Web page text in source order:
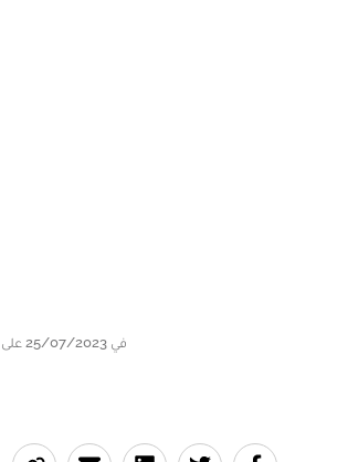
في 25/07/2023 على الساعة 11:22, تحديث بتاريخ 25/07/2023 على الساعة 11:25